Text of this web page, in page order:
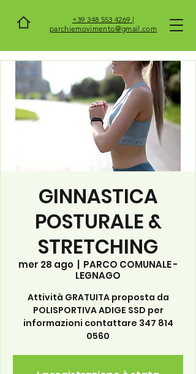
+39 348 553 4269 |
parchiemovimento@gmail.com
GINNASTICA
POSTURALE &
STRETCHING
mer 28 ago
  |
PARCO COMUNALE -
LEGNAGO
Attività GRATUITA proposta da
POLISPORTIVA ADIGE SSD per
informazioni contattare 347 814
0560